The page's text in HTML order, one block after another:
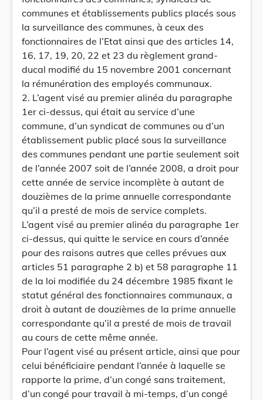
communes et établissements publics placés sous
la surveillance des communes, à ceux des
fonctionnaires de l’Etat ainsi que des articles 14,
16, 17, 19, 20, 22 et 23 du règlement grand-
ducal modifié du 15 novembre 2001 concernant
la rémunération des employés communaux.
2. L’agent visé au premier alinéa du paragraphe
1er ci-dessus, qui était au service d’une
commune, d’un syndicat de communes ou d’un
établissement public placé sous la surveillance
des communes pendant une partie seulement soit
de l’année 2007 soit de l’année 2008, a droit pour
cette année de service incomplète à autant de
douzièmes de la prime annuelle correspondante
qu’il a presté de mois de service complets.
L’agent visé au premier alinéa du paragraphe 1er
ci-dessus, qui quitte le service en cours d’année
pour des raisons autres que celles prévues aux
articles 51 paragraphe 2 b) et 58 paragraphe 11
de la loi modifiée du 24 décembre 1985 fixant le
statut général des fonctionnaires communaux, a
droit à autant de douzièmes de la prime annuelle
correspondante qu’il a presté de mois de travail
au cours de cette même année.
Pour l’agent visé au présent article, ainsi que pour
celui bénéficiaire pendant l’année à laquelle se
rapporte la prime, d’un congé sans traitement,
d’un congé pour travail à mi-temps, d’un congé